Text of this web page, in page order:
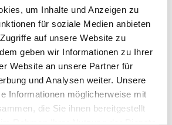
um Inhalte und Anzeigen zu
für soziale Medien anbieten
auf unsere Website zu
geben wir Informationen zu Ihrer
Website an unsere Partner für
und Analysen weiter. Unsere
Informationen möglicherweise mit
die Sie ihnen bereitgestellt
Retoure:Passt das neue Oberteil doch
deinem restlichen Look? Gar kein
der Artikel ist für dich ganz
von 30 Tagen nach Kauf möglich.
Zeit, alles im eigenen
Spiegel zu testen.
Transparenz und ein verlässlicher
bei uns an erster Stelle, um dir
zu ermöglichen.